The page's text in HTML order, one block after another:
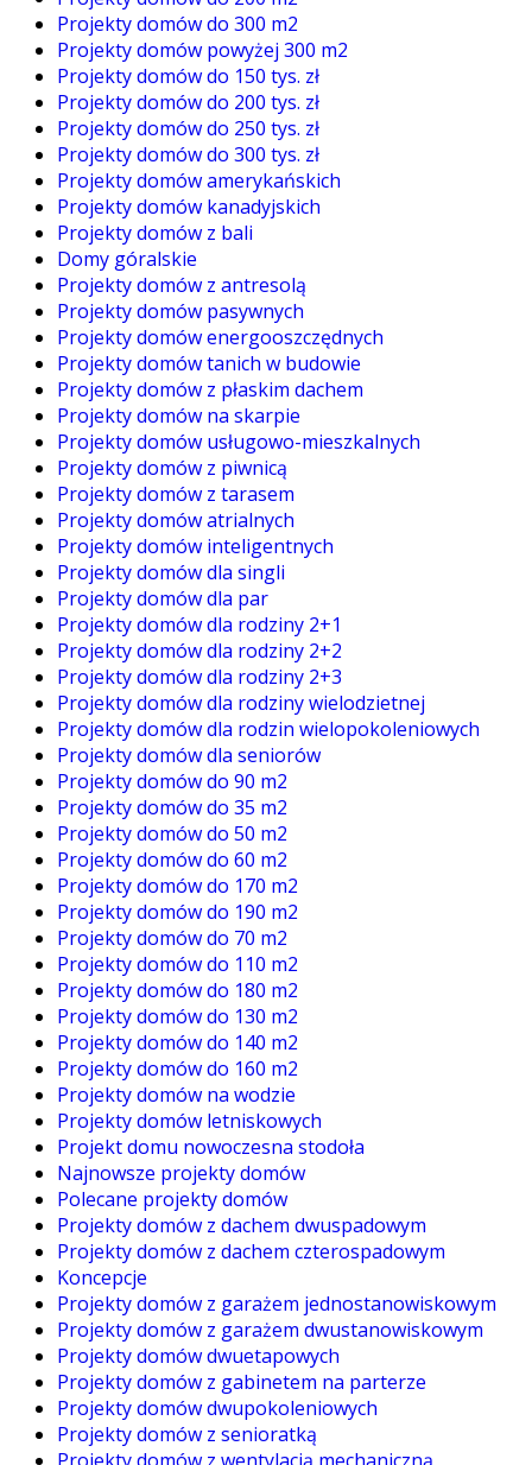
Projekty domów do 300 m2
Projekty domów powyżej 300 m2
Projekty domów do 150 tys. zł
Projekty domów do 200 tys. zł
Projekty domów do 250 tys. zł
Projekty domów do 300 tys. zł
Projekty domów amerykańskich
Projekty domów kanadyjskich
Projekty domów z bali
Domy góralskie
Projekty domów z antresolą
Projekty domów pasywnych
Projekty domów energooszczędnych
Projekty domów tanich w budowie
Projekty domów z płaskim dachem
Projekty domów na skarpie
Projekty domów usługowo-mieszkalnych
Projekty domów z piwnicą
Projekty domów z tarasem
Projekty domów atrialnych
Projekty domów inteligentnych
Projekty domów dla singli
Projekty domów dla par
Projekty domów dla rodziny 2+1
Projekty domów dla rodziny 2+2
Projekty domów dla rodziny 2+3
Projekty domów dla rodziny wielodzietnej
Projekty domów dla rodzin wielopokoleniowych
Projekty domów dla seniorów
Projekty domów do 90 m2
Projekty domów do 35 m2
Projekty domów do 50 m2
Projekty domów do 60 m2
Projekty domów do 170 m2
Projekty domów do 190 m2
Projekty domów do 70 m2
Projekty domów do 110 m2
Projekty domów do 180 m2
Projekty domów do 130 m2
Projekty domów do 140 m2
Projekty domów do 160 m2
Projekty domów na wodzie
Projekty domów letniskowych
Projekt domu nowoczesna stodoła
Najnowsze projekty domów
Polecane projekty domów
Projekty domów z dachem dwuspadowym
Projekty domów z dachem czterospadowym
Koncepcje
Projekty domów z garażem jednostanowiskowym
Projekty domów z garażem dwustanowiskowym
Projekty domów dwuetapowych
Projekty domów z gabinetem na parterze
Projekty domów dwupokoleniowych
Projekty domów z senioratką